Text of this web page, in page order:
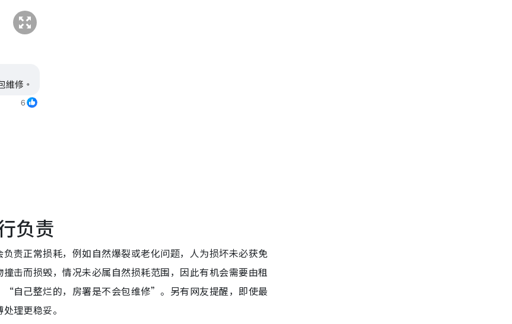
负责
责正常损耗，例如自然爆裂或老化问题，人为损坏未必获免
击而损毁，情况未必属自然损耗范围，因此有机会需要由租
自己整烂的，房署是不会包维修”。另有网友提醒，即使最
理更稳妥。